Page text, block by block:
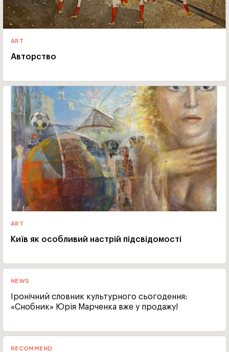
ART
Авторство
ART
Київ як особливий настрій підсвідомості
NEWS
Іронічний словник культурного сьогодення:
«Снобник» Юрія Марченка вже у продажу!
RECOMMEND